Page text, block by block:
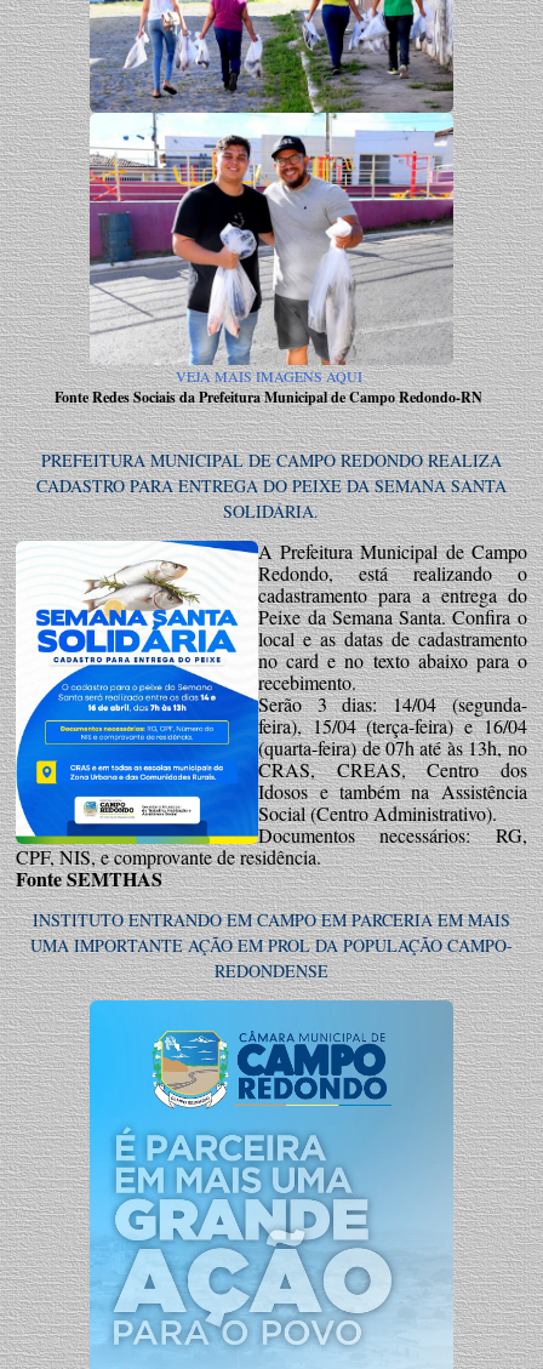
VEJA MAIS IMAGENS AQUI
Fonte Redes Sociais da Prefeitura Municipal de Campo Redondo-RN
PREFEITURA MUNICIPAL DE CAMPO REDONDO REALIZA
CADASTRO PARA ENTREGA DO PEIXE DA SEMANA SANTA
SOLIDÁRIA.
A Prefeitura Municipal de Campo
Redondo, está realizando o
cadastramento para a entrega do
Peixe da Semana Santa. Confira o
local e as datas de cadastramento
no card e no texto abaixo para o
recebimento.
Serão 3 dias: 14/04 (segunda-
feira), 15/04 (terça-feira) e 16/04
(quarta-feira) de 07h até às 13h, no
CRAS, CREAS, Centro dos
Idosos e também na Assistência
Social (Centro Administrativo).
Documentos necessários: RG,
CPF, NIS, e comprovante de residência.
Fonte SEMTHAS
INSTITUTO ENTRANDO EM CAMPO EM PARCERIA EM MAIS
UMA IMPORTANTE AÇÃO EM PROL DA POPULAÇÃO CAMPO-
REDONDENSE